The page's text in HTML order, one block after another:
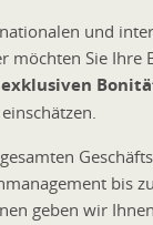
und
möchten Sie Ihre
exklusiven
bis
geben wir